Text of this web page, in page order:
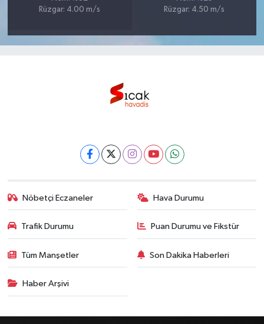
Rüzgar: 4.00 m/s
Rüzgar: 4.50 m/s
Nöbetçi Eczaneler Hava Durumu
Trafik Durumu Puan Durumu ve Fikstür
Tüm Manşetler Son Dakika Haberleri
Haber Arşivi